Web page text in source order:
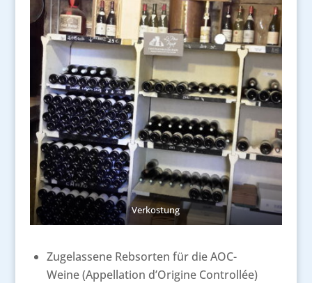
Verkostung
Zugelassene Rebsorten für die AOC-
Weine (Appellation d’Origine Controllée)